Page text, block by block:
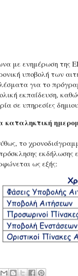
με ενημέρωση της
υποβολή των
για το
εκπαίδευση,
σε υπηρεσίες
καταληκτική
το
ως εξής: